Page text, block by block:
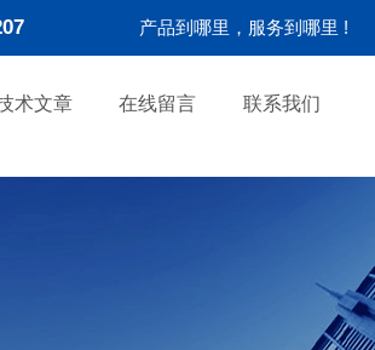
产品到哪里，服务到哪里 !
术文章 在线留言 联系我们